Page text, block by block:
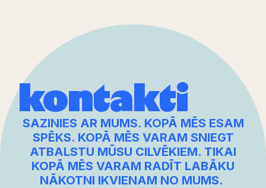
kontakti
SAZINIES AR MUMS. KOPĀ MĒS ESAM
SPĒKS. KOPĀ MĒS VARAM SNIEGT
ATBALSTU MŪSU CILVĒKIEM. TIKAI
KOPĀ MĒS VARAM RADĪT LABĀKU
NĀKOTNI IKVIENAM NO MUMS.